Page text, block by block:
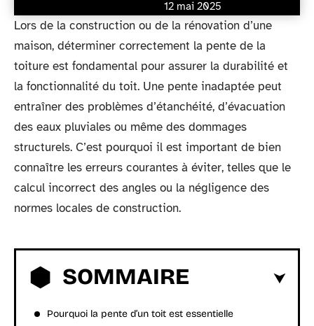
12 mai 2025
Lors de la construction ou de la rénovation d’une
maison, déterminer correctement la pente de la
toiture est fondamental pour assurer la durabilité et
la fonctionnalité du toit. Une pente inadaptée peut
entraîner des problèmes d’étanchéité, d’évacuation
des eaux pluviales ou même des dommages
structurels. C’est pourquoi il est important de bien
connaître les erreurs courantes à éviter, telles que le
calcul incorrect des angles ou la négligence des
normes locales de construction.
SOMMAIRE
Pourquoi la pente d’un toit est essentielle